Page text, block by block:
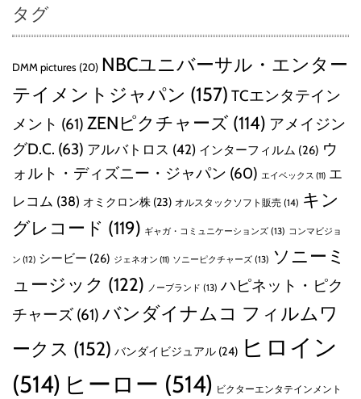
タグ
DMM pictures (20) NBCユニバーサル・エンター
テイメントジャパン (157) TCエンタテイン
メント (61) ZENピクチャーズ (114) アメイジン
グD.C. (63) アルバトロス (42) インターフィルム (26) ウ
ォルト・ディズニー・ジャパン (60) エイベックス (11) エ
レコム (38) オミクロン株 (23) オルスタックソフト販売 (14) キン
グレコード (119) ギャガ・コミュニケーションズ (13) コンマビジョ
ン (12) シービー (26) ジェネオン (11) ソニーピクチャーズ (13) ソニーミ
ュージック (122) ノーブランド (13) ハピネット・ピク
チャーズ (61) バンダイナムコ フィルムワ
ークス (152) バンダイビジュアル (24) ヒロイン
(514) ヒーロー (514) ビクターエンタテインメント